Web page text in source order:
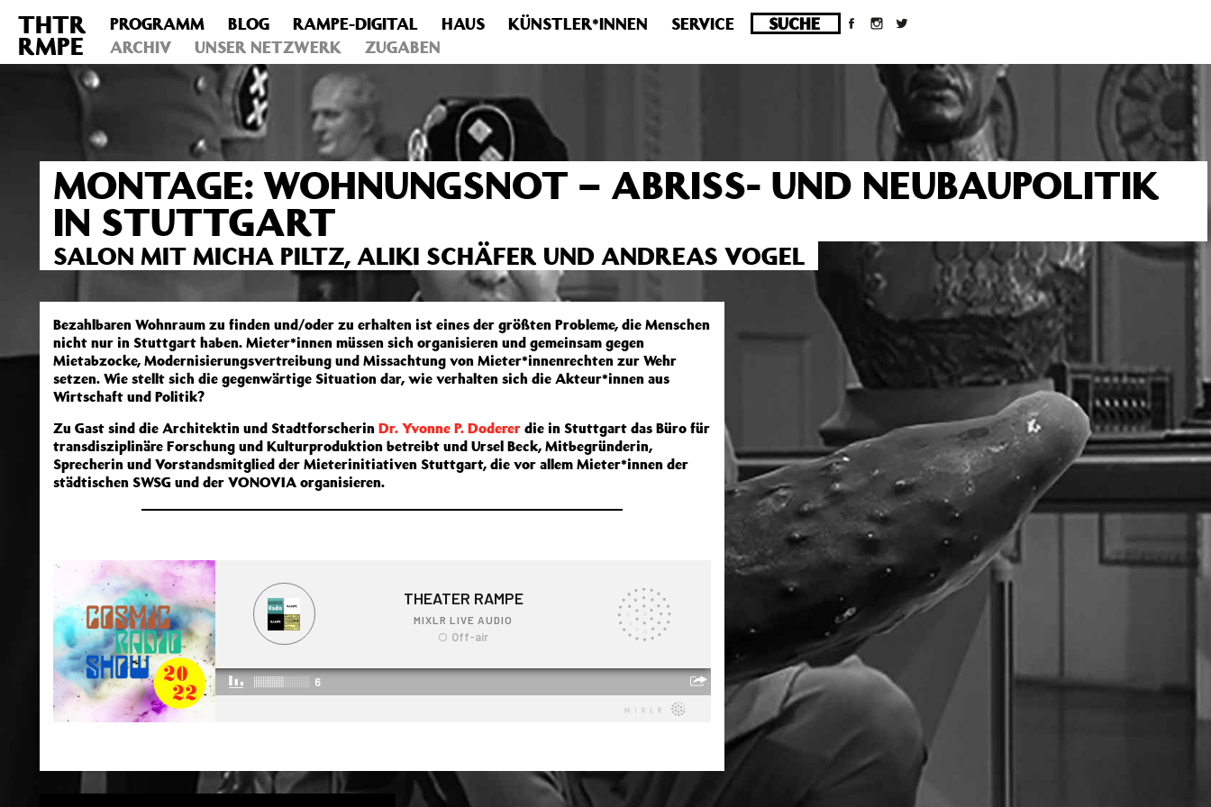
Deprecated : Die Funktion post_permalink ist seit Version 4.4.0 veraltet! Verwende stattdessen get_permalink(). in
/homepages/10/d43051023/htdocs/wordpress/wp-
includes/functions.phpon line6031
THTR
RMPE
PROGRAMM BLOG RAMPE-DIGITAL HAUS KÜNSTLER*INNEN
SERVICE
ARCHIV
UNSER NETZWERK ZUGABEN
MONTAGE: WOHNUNGSNOT – ABRISS- UND NEUBAUPOLITIK
IN STUTTGART
SALON MIT MICHA PILTZ, ALIKI SCHÄFER UND ANDREAS VOGEL
Bezahlbaren Wohnraum zu finden und/oder zu erhalten ist eines der größten Probleme, die Menschen
nicht nur in Stuttgart haben. Mieter*innen müssen sich organisieren und gemeinsam gegen
Mietabzocke, Modernisierungsvertreibung und Missachtung von Mieter*innenrechten zur Wehr
setzen. Wie stellt sich die gegenwärtige Situation dar, wie verhalten sich die Akteur*innen aus
Wirtschaft und Politik?
Zu Gast sind die Architektin und Stadtforscherin Dr. Yvonne P. Doderer die in Stuttgart das Büro für
transdisziplinäre Forschung und Kulturproduktion betreibt und Ursel Beck, Mitbegründerin,
Sprecherin und Vorstandsmitglied der Mieterinitiativen Stuttgart, die vor allem Mieter*innen der
städtischen SWSG und der VONOVIA organisieren.